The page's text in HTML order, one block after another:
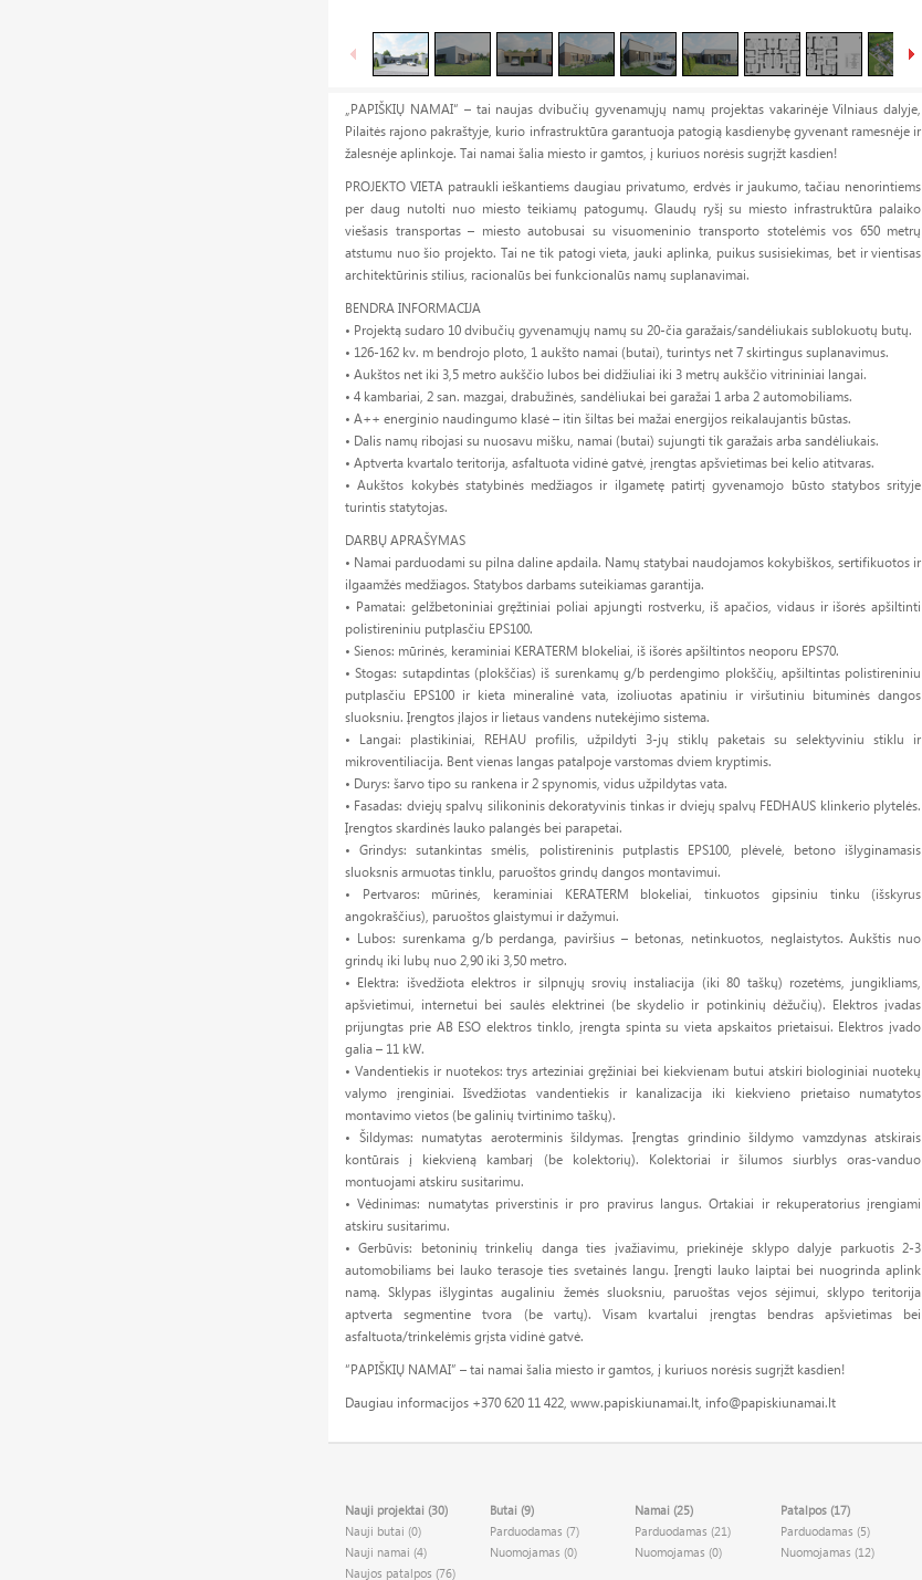
„PAPIŠKIŲ NAMAI“ – tai naujas dvibučių gyvenamųjų namų projektas vakarinėje Vilniaus dalyje,
Pilaitės rajono pakraštyje, kurio infrastruktūra garantuoja patogią kasdienybę gyvenant ramesnėje ir
žalesnėje aplinkoje. Tai namai šalia miesto ir gamtos, į kuriuos norėsis sugrįžt kasdien!
PROJEKTO VIETA patraukli ieškantiems daugiau privatumo, erdvės ir jaukumo, tačiau nenorintiems
per daug nutolti nuo miesto teikiamų patogumų. Glaudų ryšį su miesto infrastruktūra palaiko
viešasis transportas – miesto autobusai su visuomeninio transporto stotelėmis vos 650 metrų
atstumu nuo šio projekto. Tai ne tik patogi vieta, jauki aplinka, puikus susisiekimas, bet ir vientisas
architektūrinis stilius, racionalūs bei funkcionalūs namų suplanavimai.
BENDRA INFORMACIJA
• Projektą sudaro 10 dvibučių gyvenamųjų namų su 20-čia garažais/sandėliukais sublokuotų butų.
• 126-162 kv. m bendrojo ploto, 1 aukšto namai (butai), turintys net 7 skirtingus suplanavimus.
• Aukštos net iki 3,5 metro aukščio lubos bei didžiuliai iki 3 metrų aukščio vitrininiai langai.
• 4 kambariai, 2 san. mazgai, drabužinės, sandėliukai bei garažai 1 arba 2 automobiliams.
• A++ energinio naudingumo klasė – itin šiltas bei mažai energijos reikalaujantis būstas.
• Dalis namų ribojasi su nuosavu mišku, namai (butai) sujungti tik garažais arba sandėliukais.
• Aptverta kvartalo teritorija, asfaltuota vidinė gatvė, įrengtas apšvietimas bei kelio atitvaras.
• Aukštos kokybės statybinės medžiagos ir ilgametę patirtį gyvenamojo būsto statybos srityje
turintis statytojas.
DARBŲ APRAŠYMAS
• Namai parduodami su pilna daline apdaila. Namų statybai naudojamos kokybiškos, sertifikuotos ir
ilgaamžės medžiagos. Statybos darbams suteikiamas garantija.
• Pamatai: gelžbetoniniai gręžtiniai poliai apjungti rostverku, iš apačios, vidaus ir išorės apšiltinti
polistireniniu putplasčiu EPS100.
• Sienos: mūrinės, keraminiai KERATERM blokeliai, iš išorės apšiltintos neoporu EPS70.
• Stogas: sutapdintas (plokščias) iš surenkamų g/b perdengimo plokščių, apšiltintas polistireniniu
putplasčiu EPS100 ir kieta mineralinė vata, izoliuotas apatiniu ir viršutiniu bituminės dangos
sluoksniu. Įrengtos įlajos ir lietaus vandens nutekėjimo sistema.
• Langai: plastikiniai, REHAU profilis, užpildyti 3-jų stiklų paketais su selektyviniu stiklu ir
mikroventiliacija. Bent vienas langas patalpoje varstomas dviem kryptimis.
• Durys: šarvo tipo su rankena ir 2 spynomis, vidus užpildytas vata.
• Fasadas: dviejų spalvų silikoninis dekoratyvinis tinkas ir dviejų spalvų FEDHAUS klinkerio plytelės.
Įrengtos skardinės lauko palangės bei parapetai.
• Grindys: sutankintas smėlis, polistireninis putplastis EPS100, plėvelė, betono išlyginamasis
sluoksnis armuotas tinklu, paruoštos grindų dangos montavimui.
• Pertvaros: mūrinės, keraminiai KERATERM blokeliai, tinkuotos gipsiniu tinku (išskyrus
angokraščius), paruoštos glaistymui ir dažymui.
• Lubos: surenkama g/b perdanga, paviršius – betonas, netinkuotos, neglaistytos. Aukštis nuo
grindų iki lubų nuo 2,90 iki 3,50 metro.
• Elektra: išvedžiota elektros ir silpnųjų srovių instaliacija (iki 80 taškų) rozetėms, jungikliams,
apšvietimui, internetui bei saulės elektrinei (be skydelio ir potinkinių dėžučių). Elektros įvadas
prijungtas prie AB ESO elektros tinklo, įrengta spinta su vieta apskaitos prietaisui. Elektros įvado
galia – 11 kW.
• Vandentiekis ir nuotekos: trys arteziniai gręžiniai bei kiekvienam butui atskiri biologiniai nuotekų
valymo įrenginiai. Išvedžiotas vandentiekis ir kanalizacija iki kiekvieno prietaiso numatytos
montavimo vietos (be galinių tvirtinimo taškų).
• Šildymas: numatytas aeroterminis šildymas. Įrengtas grindinio šildymo vamzdynas atskirais
kontūrais į kiekvieną kambarį (be kolektorių). Kolektoriai ir šilumos siurblys oras-vanduo
montuojami atskiru susitarimu.
• Vėdinimas: numatytas priverstinis ir pro pravirus langus. Ortakiai ir rekuperatorius įrengiami
atskiru susitarimu.
• Gerbūvis: betoninių trinkelių danga ties įvažiavimu, priekinėje sklypo dalyje parkuotis 2-3
automobiliams bei lauko terasoje ties svetainės langu. Įrengti lauko laiptai bei nuogrinda aplink
namą. Sklypas išlygintas augaliniu žemės sluoksniu, paruoštas vejos sėjimui, sklypo teritorija
aptverta segmentine tvora (be vartų). Visam kvartalui įrengtas bendras apšvietimas bei
asfaltuota/trinkelėmis grįsta vidinė gatvė.
“PAPIŠKIŲ NAMAI” – tai namai šalia miesto ir gamtos, į kuriuos norėsis sugrįžt kasdien!
Daugiau informacijos +370 620 11 422, www.papiskiunamai.lt, info@papiskiunamai.lt
Nauji projektai (30)
Nauji butai (0)
Nauji namai (4)
Naujos patalpos (76)
Butai (9)
Parduodamas (7)
Nuomojamas (0)
Namai (25)
Parduodamas (21)
Nuomojamas (0)
Patalpos (17)
Parduodamas (5)
Nuomojamas (12)